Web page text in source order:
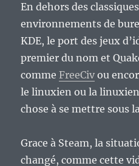
En dehors des
environnements de
KDE, le port des jeux
premier du nom et
commeFreeCiv ou
le linuxien ou la
chose à se mettre sous
Grace à Steam, la
changé, comme cette